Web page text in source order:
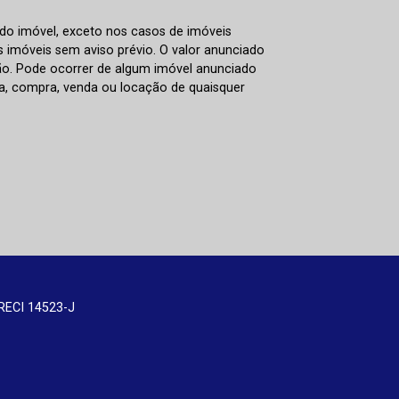
imóvel, exceto nos casos de imóveis
sem aviso prévio. O valor anunciado
Pode ocorrer de algum imóvel anunciado
compra, venda ou locação de quaisquer
14523-J